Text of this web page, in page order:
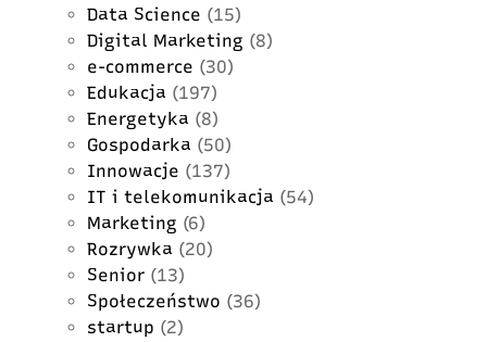
Data Science (15)
Digital Marketing (8)
e-commerce (30)
Edukacja (197)
Energetyka (8)
Gospodarka (50)
Innowacje (137)
IT i telekomunikacja (54)
Marketing (6)
Rozrywka (20)
Senior (13)
Społeczeństwo (36)
startup (2)